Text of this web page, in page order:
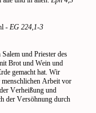
- EG 224,1-3
und Priester des
Brot und Wein und
gemacht hat. Wir
Arbeit vor
Verheißung und
der Versöhnung durch